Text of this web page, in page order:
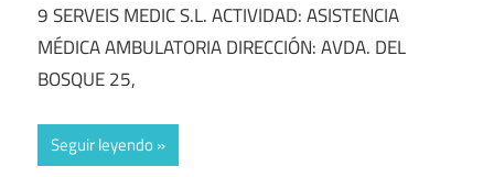
9 SERVEIS MEDIC S.L. ACTIVIDAD: ASISTENCIA
MÉDICA AMBULATORIA DIRECCIÓN: AVDA. DEL
BOSQUE 25,
Seguir leyendo